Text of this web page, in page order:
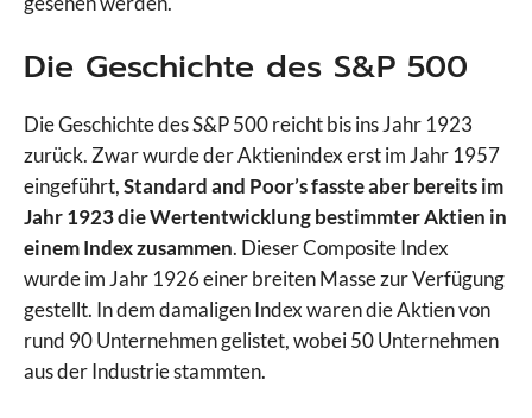
Die Geschichte des S&P 500
Die Geschichte des S&P 500 reicht bis ins Jahr 1923
zurück. Zwar wurde der Aktienindex erst im Jahr 1957
eingeführt,Standard and Poor’s fasste aber bereits im
Jahr 1923 die Wertentwicklung bestimmter Aktien in
einem Index zusammen. Dieser Composite Index
wurde im Jahr 1926 einer breiten Masse zur Verfügung
gestellt. In dem damaligen Index waren die Aktien von
rund 90 Unternehmen gelistet, wobei 50 Unternehmen
aus der Industrie stammten.